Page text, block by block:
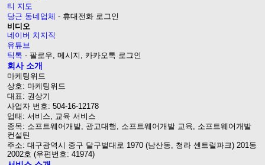
티 지도
당근 동네업체 - 휴대전화 로그인
비디오
네이버 치지직
유튜브
틱톡 - 팔로우, 메시지, 카카오톡 로그인
회사 소개
마케팅위드
상호: 마케팅위드
대표: 권상기
사업자 번호: 504-16-12178
업태: 서비스, 교육 서비스
종목: 소프트웨어개발, 광고대행, 소프트웨어개발 교육, 소프트웨어개발
컨설틴
주소: 대구광역시 중구 달구벌대로 1970 (남산동, 청라 센트럴파크) 201동
2002호 (우편번호: 41974)